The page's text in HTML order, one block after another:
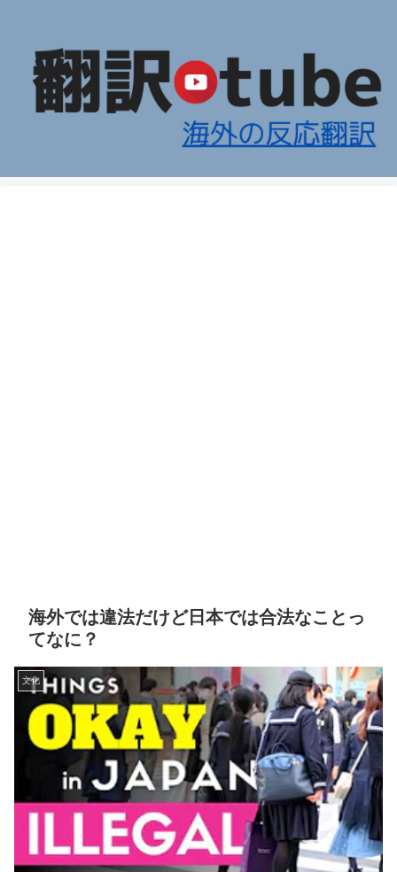
海外では違法だけど日本では合法なことっ
てなに？
文化